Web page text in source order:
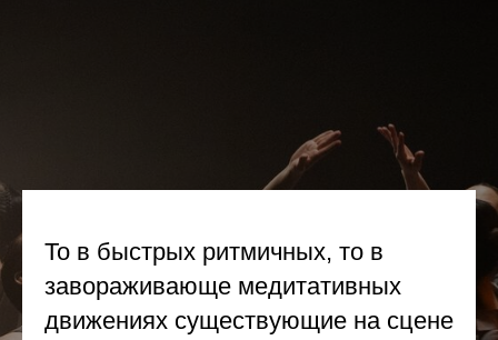
То в быстрых ритмичных, то в
завораживающе медитативных
движениях существующие на сцене